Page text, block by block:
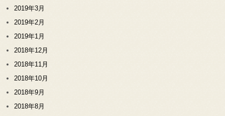
2019年3月
2019年2月
2019年1月
2018年12月
2018年11月
2018年10月
2018年9月
2018年8月